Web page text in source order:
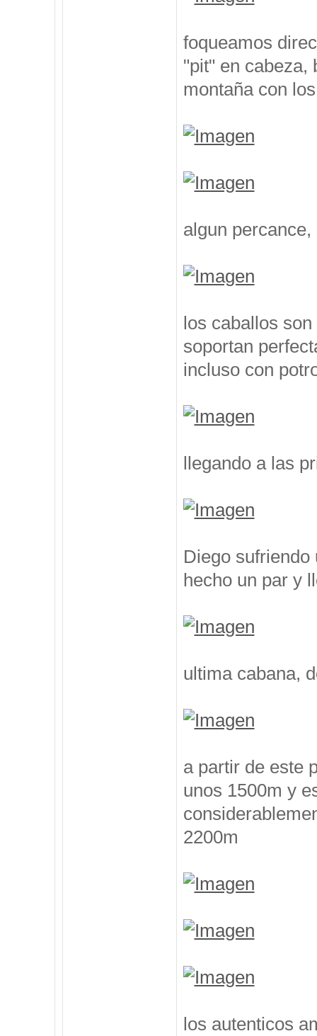
foqueamos
"pit" en cabeza,
montaña con
algun
los caballos
soportan
incluso con
llegando a las
Diego sufriendo
hecho un par y
ultima cabana,
a partir de este
unos 1500m y
2200m
los autenticos